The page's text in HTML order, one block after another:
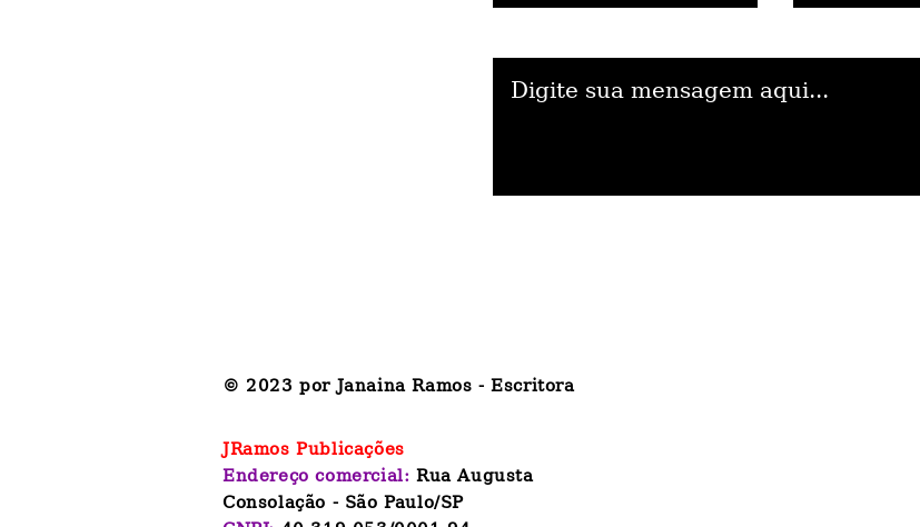
© 2023 por Janaina Ramos - Escritora
JRamos Publicações
Endereço comercial: Rua Augusta
Consolação - São Paulo/SP